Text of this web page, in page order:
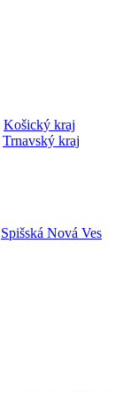
Košický kraj
Trnavský kraj
Spišská Nová Ves